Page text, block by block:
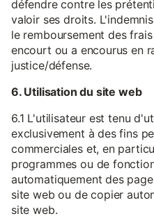
défendre contre les
valoir ses droits.
le remboursement des
encourt ou a encourus en
justice/défense.
6. Utilisation du site web
6.1 L'utilisateur est tenu
exclusivement à des fins
commerciales et, en
programmes ou de
automatiquement des
site web ou de copier
site web.